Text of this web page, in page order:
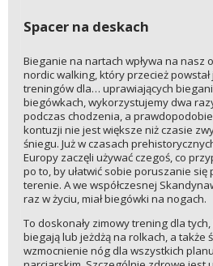
Spacer na deskach
Bieganie na nartach wpływa na nasz
nordic walking, który przecież
treningów dla… uprawiających
biegówkach, wykorzystujemy dwa
podczas chodzenia, a
kontuzji nie jest większe niż czasie
śniegu. Już w czasach
Europy zaczęli używać czegoś, co
po to, by ułatwić sobie poruszanie się
terenie. A we współczesnej
raz w życiu, miał biegówki na nogach.
To doskonały zimowy trening dla
biegają lub jeżdżą na rolkach, a także
wzmocnienie nóg dla wszystkich